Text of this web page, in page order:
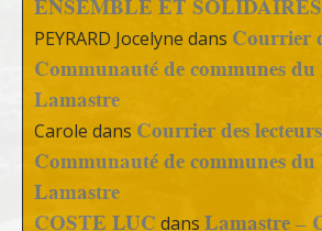
ENSEMBLE ET
PEYRARD Jocelyne dans Courrier
Communauté de communes du
Lamastre
Carole dans Courrier des
Communauté de communes du
Lamastre
COSTE LUC dans Lamastre –